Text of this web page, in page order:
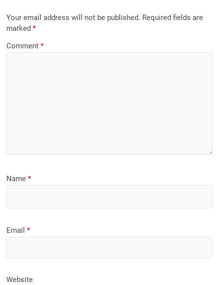
Your email address will not be published. Required fields are
marked*
Comment*
Name*
Email*
Website